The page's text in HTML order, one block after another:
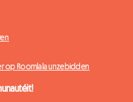
op Roomlala unzebidden